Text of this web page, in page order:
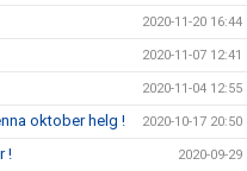
2020-11-20 16:44
2020-11-07 12:41
2020-11-04 12:55
oktober helg ! 2020-10-17 20:50
! 2020-09-29